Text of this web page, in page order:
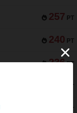
257 PT
240 PT
236 PT
PT
PT